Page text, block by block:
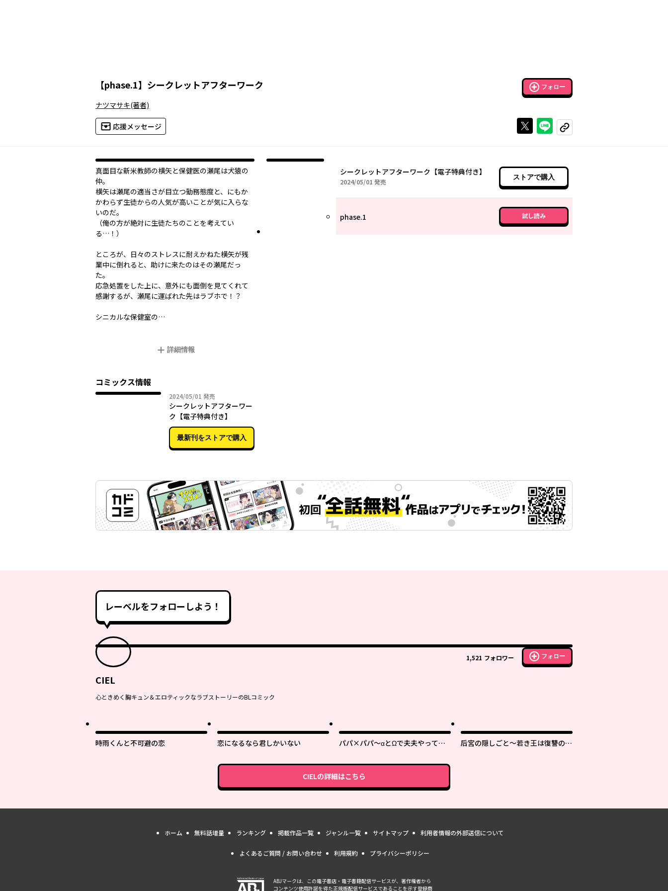
【phase.1】 シークレットアフターワーク フォロー
ナツマサキ(著者)
応援メッセージ Xで投稿するラインでシェアする
コピーする
真面目な新米教師の横矢と保健医の瀬尾は犬猿の
仲。
横矢は瀬尾の適当さが目立つ勤務態度と、にもか
かわらず生徒からの人気が高いことが気に入らな
いのだ。
（俺の方が絶対に生徒たちのことを考えてい
る…！）
ところが、日々のストレスに耐えかねた横矢が残
業中に倒れると、助けに来たのはその瀬尾だっ
た。
応急処置をした上に、意外にも面倒を見てくれて
感謝するが、瀬尾に運ばれた先はラブホで！？
シニカルな保健室の…
詳細情報
コミックス情報
2024/05/01 2024年05月01日
発売
シークレットアフターワー
ク【電子特典付き】
最新刊をストアで購入
シークレットアフターワーク【電子特典付き】
2024/05/01 2024年05月01日
発売
ストアで購入
phase.1 試し読み
レーベルをフォローしよう！
1,521 フォロワー フォロー
CIEL
心ときめく胸キュン＆エロティックなラブストーリーのBLコミック
時雨くんと不可避の恋 恋になるなら君しかいない
パパ×パパ～αとΩで夫夫やってま
后宮の隠しごと～若き王は復讐の褥
CIELの詳細はこちら
ホーム 無料話増量 ランキング 掲載作品一覧 ジャンル一覧 サイトマップ 利用者情報の外部送信について
よくあるご質問 / お問い合わせ 利用規約 プライバシーポリシー
ABJマークは、この電子書店・電子書籍配信サービスが、著作権者から
コンテンツ使用許諾を得た正規版配信サービスであることを示す登録商